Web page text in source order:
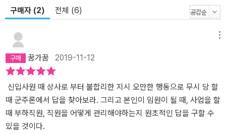
구매자 (2) 전체 (6)
꿈가꿈 2019-11-12
신입사원 때 상사로 부터 불합리한 지시 오만한 행동으로 무시 당 할
때 군주론에서 답을 찾아보라. 그리고 본인이 임원이 될 때, 사업을 할
때 부하직원, 직원을 어떻게 관리해야하는지 원초적인 답을 구할 수
있을 것이다.